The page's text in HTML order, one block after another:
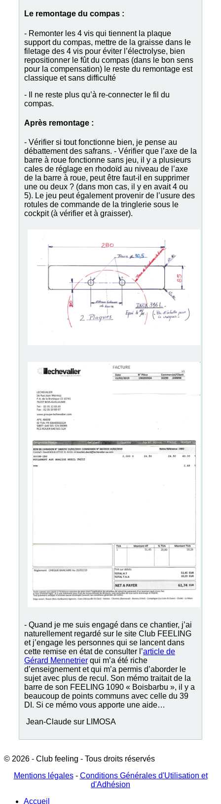
Le remontage du compas :
- Remonter les 4 vis qui tiennent la plaque
support du compas, mettre de la graisse dans le
filetage des 4 vis pour éviter l’électrolyse, bien
repositionner le fût du compas (dans le bon sens
pour la compensation) le reste du remontage est
classique et sans difficulté
- Il ne reste plus qu’à re-connecter le fil du
compas.
Après remontage :
- Vérifier si tout fonctionne bien, je pense au
débattement des safrans. - Vérifier que l’axe de la
barre à roue fonctionne sans jeu, il y a plusieurs
cales de réglage en rhodoïd au niveau de l’axe
de la barre à roue, peut être faut-il en supprimer
une ou deux ? (dans mon cas, il y en avait 4 ou
5). Le jeu peut également provenir de l’usure des
rotules de commande de la tringlerie sous le
cockpit (à vérifier et à graisser).
- Quand je me suis engagé dans ce chantier, j’ai
naturellement regardé sur le site Club FEELING
et j’engage les personnes qui se lancent dans
cette remise en état de consulter l’article de
Gérard Mennetrier qui m’a été riche
d’enseignement et qui m’a permis d’aborder le
sujet avec plus de recul. Son mémo traitait de la
barre de son FEELING 1090 « Boisbarbu », il y a
beaucoup de points communs avec celle du 39
DI. Si ce mémo vous apporte une aide…
Jean-Claude sur LIMOSA
© 2026 - Club feeling - Tous droits réservés
Mentions légales- Conditions Générales d'Utilisation et
d'Adhésion
Accueil